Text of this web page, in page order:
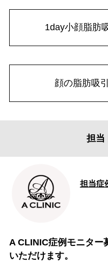
1day小顔脂肪
顔の脂肪吸
担当
担当症
A CLINIC症例モニター
いただけます。